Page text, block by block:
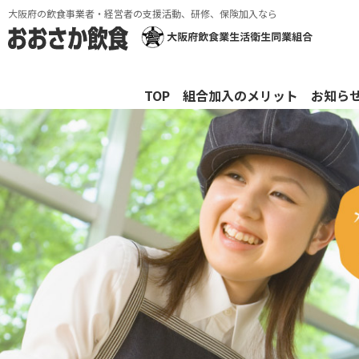
大阪府の飲食事業者・経営者の支援活動、研修、保険加入なら
TOP 組合加入のメリット お知ら